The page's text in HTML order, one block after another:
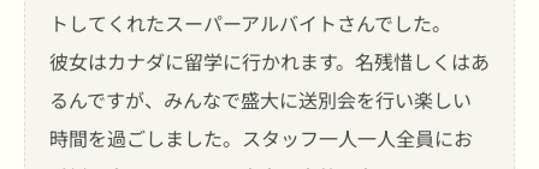
トしてくれたスーパーアルバイトさんでした。
彼女はカナダに留学に行かれます。名残惜しくはあ
るんですが、みんなで盛大に送別会を行い楽しい
時間を過ごしました。スタッフ一人一人全員にお